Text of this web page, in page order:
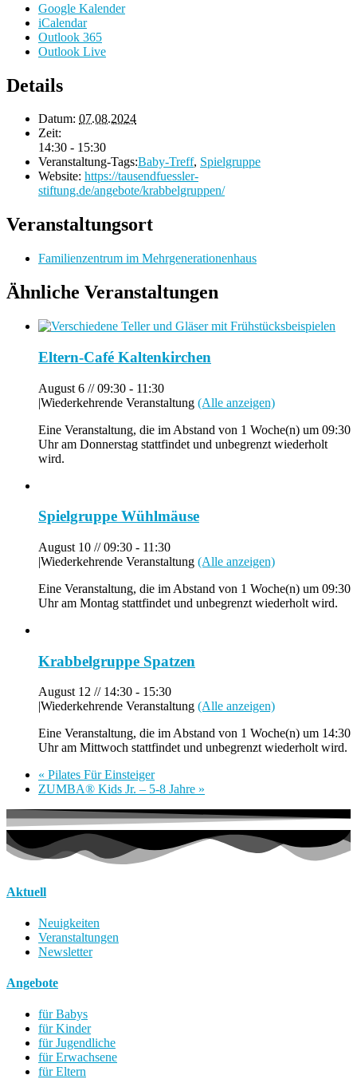
Google Kalender
iCalendar
Outlook 365
Outlook Live
Details
Datum: 07.08.2024
Zeit:
14:30 - 15:30
Veranstaltung-Tags:Baby-Treff, Spielgruppe
Website: https://tausendfuessler-
stiftung.de/angebote/krabbelgruppen/
Veranstaltungsort
Familienzentrum im Mehrgenerationenhaus
Ähnliche Veranstaltungen
Eltern-Café Kaltenkirchen
August 6 // 09:30 - 11:30
|Wiederkehrende Veranstaltung (Alle anzeigen)
Eine Veranstaltung, die im Abstand von 1 Woche(n) um 09:30
Uhr am Donnerstag stattfindet und unbegrenzt wiederholt
wird.
Spielgruppe Wühlmäuse
August 10 // 09:30 - 11:30
|Wiederkehrende Veranstaltung (Alle anzeigen)
Eine Veranstaltung, die im Abstand von 1 Woche(n) um 09:30
Uhr am Montag stattfindet und unbegrenzt wiederholt wird.
Krabbelgruppe Spatzen
August 12 // 14:30 - 15:30
|Wiederkehrende Veranstaltung (Alle anzeigen)
Eine Veranstaltung, die im Abstand von 1 Woche(n) um 14:30
Uhr am Mittwoch stattfindet und unbegrenzt wiederholt wird.
« Pilates Für Einsteiger
ZUMBA® Kids Jr. – 5-8 Jahre »
Aktuell
Neuigkeiten
Veranstaltungen
Newsletter
Angebote
für Babys
für Kinder
für Jugendliche
für Erwachsene
für Eltern